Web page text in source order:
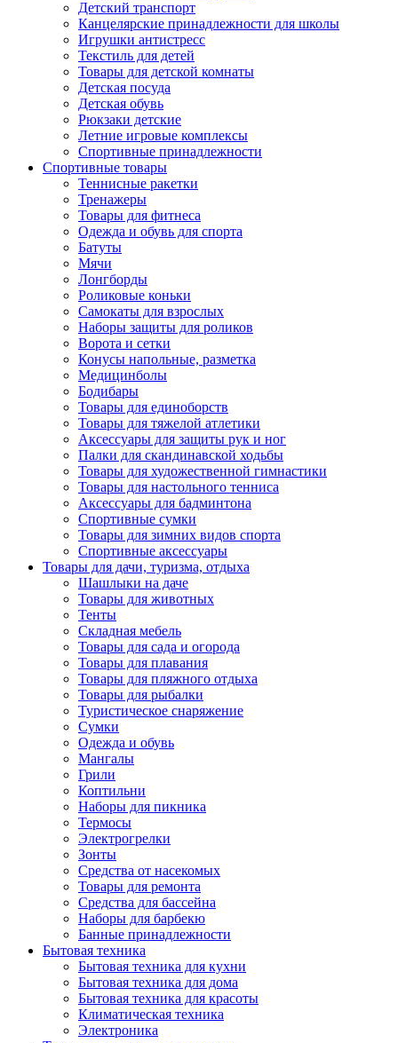
Детский транспорт
Канцелярские принадлежности для школы
Игрушки антистресс
Текстиль для детей
Товары для детской комнаты
Детская посуда
Детская обувь
Рюкзаки детские
Летние игровые комплексы
Спортивные принадлежности
Спортивные товары
Теннисные ракетки
Тренажеры
Товары для фитнеса
Одежда и обувь для спорта
Батуты
Мячи
Лонгборды
Роликовые коньки
Самокаты для взрослых
Наборы защиты для роликов
Ворота и сетки
Конусы напольные, разметка
Медицинболы
Бодибары
Товары для единоборств
Товары для тяжелой атлетики
Аксессуары для защиты рук и ног
Палки для скандинавской ходьбы
Товары для художественной гимнастики
Товары для настольного тенниса
Аксессуары для бадминтона
Спортивные сумки
Товары для зимних видов спорта
Спортивные аксессуары
Товары для дачи, туризма, отдыха
Шашлыки на даче
Товары для животных
Тенты
Складная мебель
Товары для сада и огорода
Товары для плавания
Товары для пляжного отдыха
Товары для рыбалки
Туристическое снаряжение
Сумки
Одежда и обувь
Мангалы
Грили
Коптильни
Наборы для пикника
Термосы
Электрогрелки
Зонты
Средства от насекомых
Товары для ремонта
Средства для бассейна
Наборы для барбекю
Банные принадлежности
Бытовая техника
Бытовая техника для кухни
Бытовая техника для дома
Бытовая техника для красоты
Климатическая техника
Электроника